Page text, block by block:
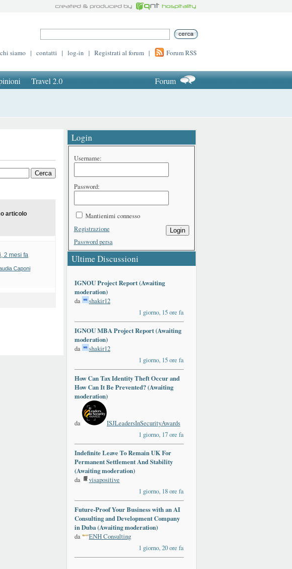
chi siamo | contatti | log-in | Registrati al forum | Forum RSS
Travel 2.0 Forum
articolo
2 mesi fa
Caponi
Login
Username:
Password:
Mantienimi connesso
Login
Registrazione
Password persa
Ultime Discussioni
IGNOU Project Report (Awaiting
moderation)
da
shakir12
1 giorno, 15 ore fa
IGNOU MBA Project Report (Awaiting
moderation)
da
shakir12
1 giorno, 15 ore fa
How Can Tax Identity Theft Occur and
How Can It Be Prevented? (Awaiting
moderation)
da
ISJLeadersInSecurityAwards
1 giorno, 17 ore fa
Indefinite Leave To Remain UK For
Permanent Settlement And Stability
(Awaiting moderation)
da
visapositive
1 giorno, 18 ore fa
Future-Proof Your Business with an AI
Consulting and Development Company
in Duba (Awaiting moderation)
da
ENH Consulting
1 giorno, 20 ore fa